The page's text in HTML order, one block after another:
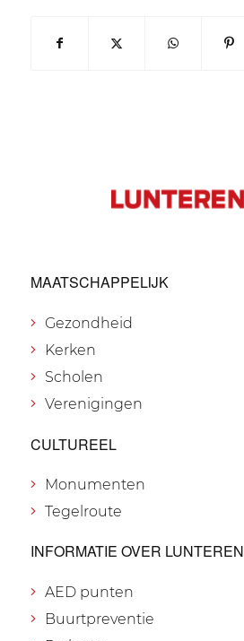
MAATSCHAPPELIJK
Gezondheid
Kerken
Scholen
Verenigingen
CULTUREEL
Monumenten
Tegelroute
INFORMATIE OVER LUNTEREN
AED punten
Buurtpreventie